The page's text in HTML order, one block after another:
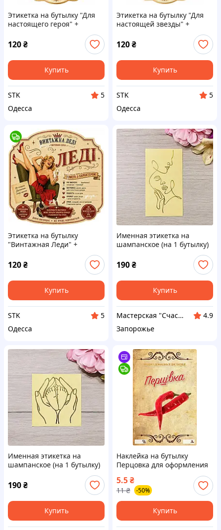
Этикетка на бутылку "Для
настоящего героя" +
контрэтикетка | Подарок
мужчине | Праздничная
наклейка на алкоголь
120₴
Купить
STK
5
Одесса
Этикетка на бутылку "Для
настоящей звезды" +
контрэтикетка | Подарок
женщине | Праздничная
наклейка на алкоголь |
Гламурный дизайн
120₴
Купить
STK
5
Одесса
Этикетка на бутылку
"Винтажная Леди" +
Прикольный подарок
женщине | Оригинальная
наклейка на алкоголь
120₴
Купить
STK
5
Одесса
Именная этикетка на
шампанское (на 1 бутылку)
190₴
Купить
Мастерская "Счастливы вместе"
4.9
Запорожье
Именная этикетка на
шампанское (на 1 бутылку)
190₴
Купить
Наклейка на бутылку
Перцовка для оформления
домашних напитков яркий
декор для вечеринок и
подарков
5.5₴
11 ₴ -50%
Купить